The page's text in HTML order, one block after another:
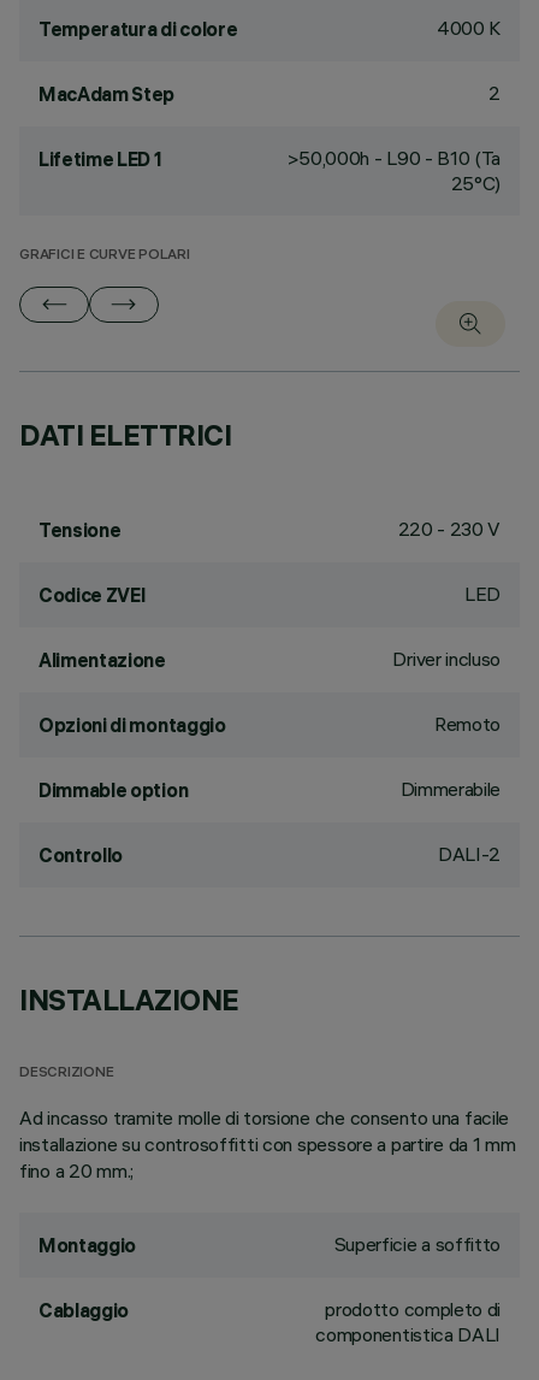
Temperatura di colore 4000 K
MacAdam Step 2
Lifetime LED 1
>50,000h - L90 - B10 (Ta
25°C)
GRAFICI E CURVE POLARI
DATI ELETTRICI
Tensione 220 - 230 V
Codice ZVEI LED
Alimentazione Driver incluso
Opzioni di montaggio Remoto
Dimmable option Dimmerabile
Controllo DALI-2
INSTALLAZIONE
DESCRIZIONE
Ad incasso tramite molle di torsione che consento una facile
installazione su controsoffitti con spessore a partire da 1 mm
fino a 20 mm.;
Montaggio Superficie a soffitto
Cablaggio
prodotto completo di
componentistica DALI